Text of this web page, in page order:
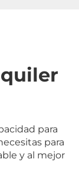
para
para
y al mejor